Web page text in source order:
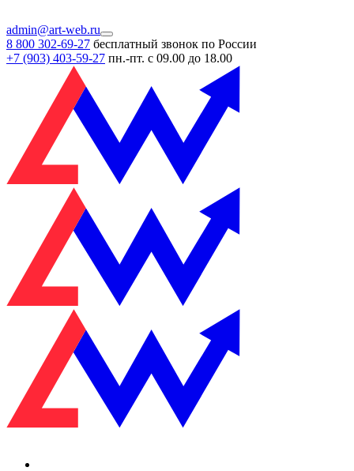
admin@art-web.ru
8 800 302-69-27 бесплатный звонок по России
+7 (903) 403-59-27 пн.-пт. с 09.00 до 18.00